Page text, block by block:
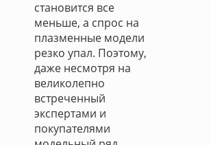
становится все
меньше, а спрос на
плазменные модели
резко упал. Поэтому,
даже несмотря на
великолепно
встреченный
экспертами и
покупателями